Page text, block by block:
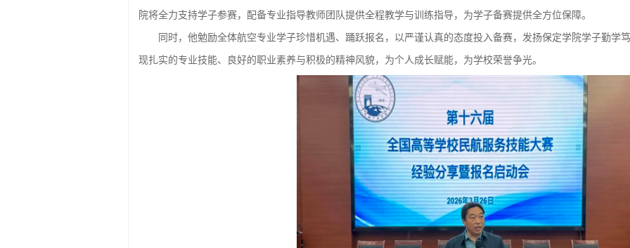
院将全力支持学子参赛，配备专业指导教师团队提供全程教学与训练指导，为学子备赛提供全方位保障。
同时，他勉励全体航空专业学子珍惜机遇、踊跃报名，以严谨认真的态度投入备赛，发扬保定学院学子勤学
现扎实的专业技能、良好的职业素养与积极的精神风貌，为个人成长赋能，为学校荣誉争光。